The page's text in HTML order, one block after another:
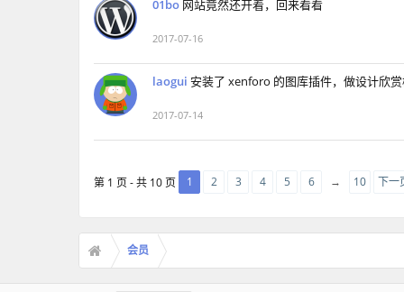
01bo 网站竟然还开着，回来看看
2017-07-16
laogui 安装了 xenforo 的图库插件，做设计欣
2017-07-14
第 1 页 - 共 10 页 1 2 3 4 5 6 → 10 下一
会员